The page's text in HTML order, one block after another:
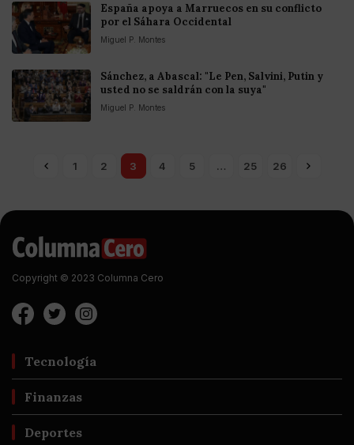
España apoya a Marruecos en su conflicto
por el Sáhara Occidental
Miguel P. Montes
Sánchez, a Abascal: "Le Pen, Salvini, Putin y
usted no se saldrán con la suya"
Miguel P. Montes
1 2 3 4 5 … 25 26
Copyright © 2023 Columna Cero
Tecnología
Finanzas
Deportes